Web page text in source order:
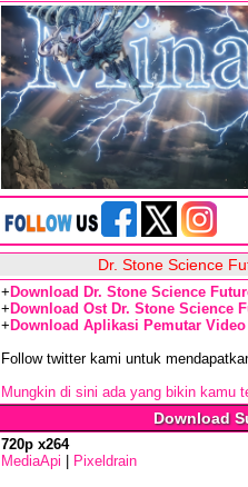
Dr. Stone Science
+ Download Dr. Stone Science
+ Download Ost Dr. Stone Science
+ Download Aplikasi Pemutar Video
Follow twitter kami untuk
Mungkin di sini ada yang bikin kamu
Download
720p x264
MediaApi
Pixeldrain